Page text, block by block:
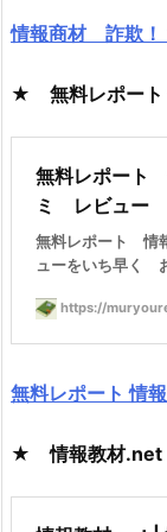
情報商材 詐欺
★ 無料レポート
無料レポー
ミ レビュー
無料レポート
ューをいち早く
https://
無料レポート 情
★ 情報教材.net